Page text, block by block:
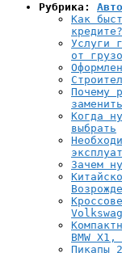
Рубрика:
Как
кредите?
Услуги
от
Почему
Когда
выбрать
Зачем
BMW
Пикапы